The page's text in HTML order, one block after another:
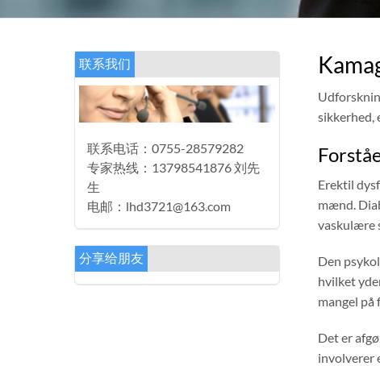
sikkerhed,
Erektil
mænd.
vaskulære
Den
hvilket
mangel
Det er
involverer
联系我们
联系电话：0755-28579282
专家热线：13798541876 刘先
生
电邮：lhd3721@163.com
分享给朋友